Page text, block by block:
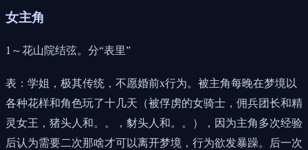
女主角
1～花山院结弦。分“表里”
表：学姐，极其传统，不愿婚前x行为。被主角每晚在梦境以
各种花样和角色玩了十几天（被俘虏的女骑士，佣兵团长和精
灵女王，猪头人和。。，豺头人和。。），因为主角多次经验
后认为需要二次那啥才可以离开梦境，行为欲发暴躁。后一次